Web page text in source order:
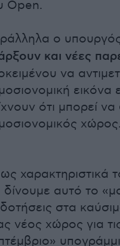
Open.
ο
και νέες
να
εικόνα
ότι μπορεί
χώρος.
χαρακτηριστικά
δίνουμε αυτό το
στα
νέος χώρος για